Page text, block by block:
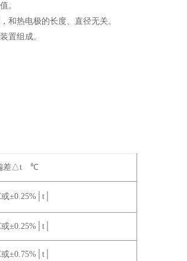
值。
和热电极的长度、直径无关。
置组成。
差△t ℃
或±0.25%│t│
或±0.25%│t│
或±0.75%│t│